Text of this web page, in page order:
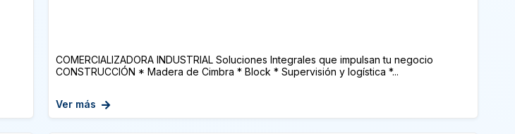
COMERCIALIZADORA INDUSTRIAL Soluciones Integrales que impulsan tu negocio
CONSTRUCCIÓN * Madera de Cimbra * Block * Supervisión y logística *...
Ver más